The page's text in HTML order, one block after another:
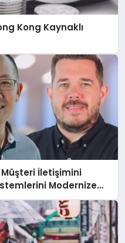
Kong Kaynaklı
İletişimini
Modernize